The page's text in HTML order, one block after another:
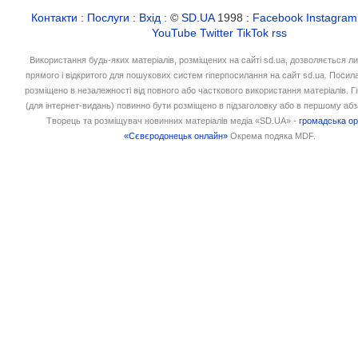
Контакти : Послуги : Вхід : ©SD.UA1998 : Facebook Instagram
YouTube Twitter TikTok rss
Використання будь-яких матеріалів, розміщених на сайті sd.ua, дозволяється
прямого і відкритого для пошукових систем гіперпосилання на сайт sd.ua.
розміщено в незалежності від повного або часткового використання матеріалів.
(для інтернет-видань) повинно бути розміщено в підзаголовку або в першому
Творець та розміщувач новинних матеріалів медіа «SD.UA» -громадська
«Сєвєродонецьк онлайн» Окрема подяка MDF.